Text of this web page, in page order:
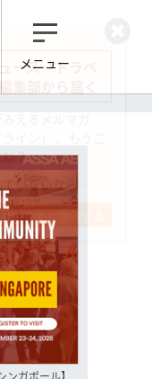
メニュー
ース「トラベ
？
ていないなら…
いますぐ登録する